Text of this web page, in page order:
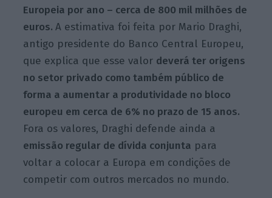
Europeia por ano – cerca de 800 mil milhões de
euros.A estimativa foi feita por Mario Draghi,
antigo presidente do Banco Central Europeu,
que explica que esse valor deverá ter origens
no setor privado como também público de
forma a aumentar a produtividade no bloco
europeu em cerca de 6% no prazo de 15 anos.
Fora os valores, Draghi defende ainda a
emissão regular de dívida conjunta para
voltar a colocar a Europa em condições de
competir com outros mercados no mundo.